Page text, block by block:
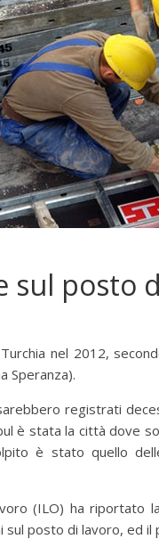
sul posto
nel 2012,
Speranza).
registrati
è stata la città dove
è stato quello
(ILO) ha riportato
posto di lavoro, ed il